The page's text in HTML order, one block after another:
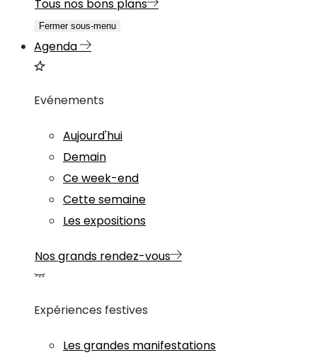
Tous nos bons plans
Fermer sous-menu
Agenda
Evénements
Aujourd'hui
Demain
Ce week-end
Cette semaine
Les expositions
Nos grands rendez-vous
Expériences festives
Les grandes manifestations